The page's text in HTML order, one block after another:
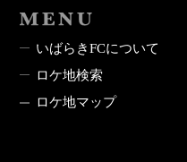
いばらきFCについて
ロケ地検索
ロケ地マップ